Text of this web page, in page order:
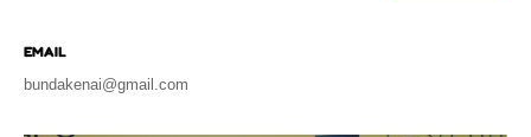
EMAIL
bundakenai@gmail.com